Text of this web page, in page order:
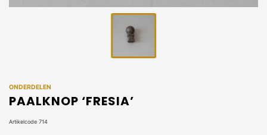
ONDERDELEN
PAALKNOP ‘FRESIA’
Artikelcode 714